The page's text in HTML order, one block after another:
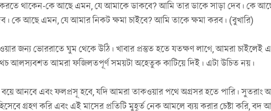
থাকেন-কে আছে এমন, যে আমাকে ডাকবে? আমি তার ডাকে সাড়া দেব। কে
কে আছে এমন, যে আমার নিকট ক্ষমা চাইবে? আমি তাকে ক্ষমা করব। (বুখারি)
জন্য ভোররাতে ঘুম থেকে উঠি। খাবার প্রস্তুত হতে যতক্ষণ লাগে, আমরা চাইলেই
আলস্যবশত আমরা ফজিলতপূর্ণ সময়টা অহেতুক কাটিয়ে দিই। এটা উচিত নয়।
আনবে এবং ফলপ্রসূ হবে, যদি আমরা তাকওয়ার পথে অগ্রসর হতে পারি। সুতরাং
গ্রহণ করি এবং এই মাসের প্রতিটি মুহূর্ত নেক আমলে ব্যয় করার চেষ্টা করি, বদ